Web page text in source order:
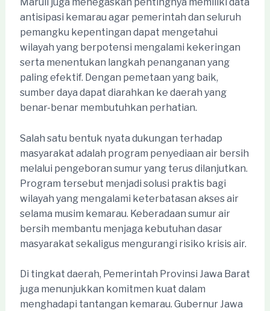
antisipasi kemarau agar pemerintah dan seluruh
pemangku kepentingan dapat mengetahui
wilayah yang berpotensi mengalami kekeringan
serta menentukan langkah penanganan yang
paling efektif. Dengan pemetaan yang baik,
sumber daya dapat diarahkan ke daerah yang
benar-benar membutuhkan perhatian.
Salah satu bentuk nyata dukungan terhadap
masyarakat adalah program penyediaan air bersih
melalui pengeboran sumur yang terus dilanjutkan.
Program tersebut menjadi solusi praktis bagi
wilayah yang mengalami keterbatasan akses air
selama musim kemarau. Keberadaan sumur air
bersih membantu menjaga kebutuhan dasar
masyarakat sekaligus mengurangi risiko krisis air.
Di tingkat daerah, Pemerintah Provinsi Jawa Barat
juga menunjukkan komitmen kuat dalam
menghadapi tantangan kemarau. Gubernur Jawa